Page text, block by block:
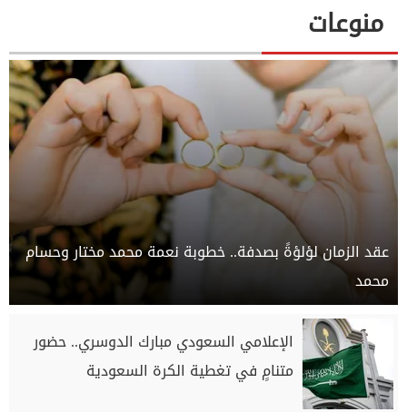
منوعات
عقد الزمان لؤلؤةً بصدفة.. خطوبة نعمة محمد مختار وحسام
محمد
الإعلامي السعودي مبارك الدوسري.. حضور
متنامٍ في تغطية الكرة السعودية